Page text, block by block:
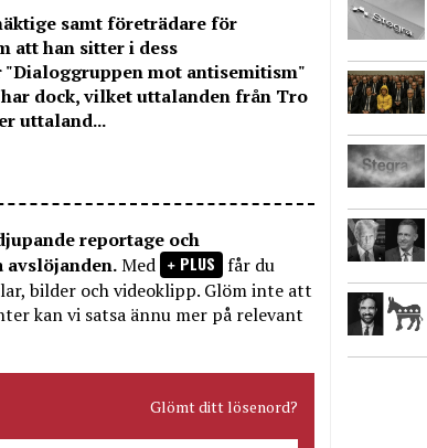
samt företrädare för
att han sitter i dess
mot antisemitism"
dock, vilket uttalanden från Tro
uttaland...
reportage och
avslöjanden.Med PLUS får du
bilder och videoklipp. Glöm inte att
kan vi satsa ännu mer på relevant
Glömt ditt lösenord?